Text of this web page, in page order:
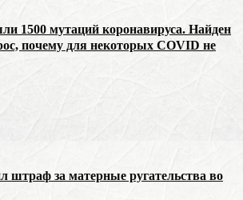
1500 мутаций коронавируса. Найден
почему для некоторых COVID не
штраф за матерные ругательства во